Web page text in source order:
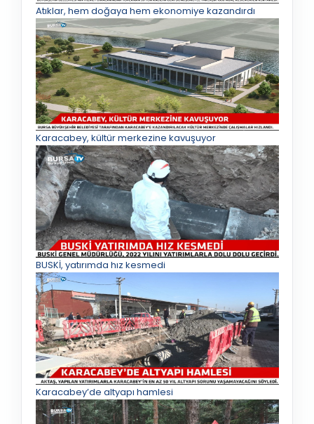
Atıklar, hem doğaya hem ekonomiye kazandırdı
Karacabey, kültür merkezine kavuşuyor
BUSKİ, yatırımda hız kesmedi
Karacabey’de altyapı hamlesi